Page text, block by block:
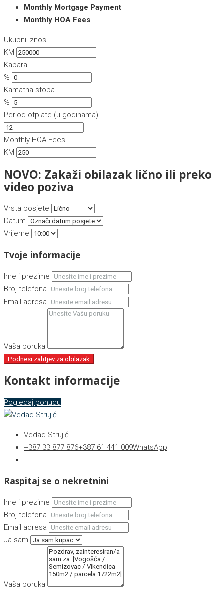
Monthly Mortgage Payment
Monthly HOA Fees
Ukupni iznos
KM
Kapara
%
Kamatna stopa
%
Period otplate (u godinama)
Monthly HOA Fees
KM
NOVO: Zakaži obilazak lično ili preko
video poziva
Vrsta posjete
Datum
Vrijeme
Tvoje informacije
Ime i prezime
Broj telefona
Email adresa
Vaša poruka
Podnesi zahtjev za obilazak
Kontakt informacije
Pogledaj ponudu
Vedad Strujić
+387 33 877 876+387 61 441 009WhatsApp
Raspitaj se o nekretnini
Ime i prezime
Broj telefona
Email adresa
Ja sam
Vaša poruka